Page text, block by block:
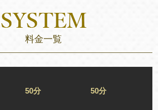
料金一覧
50分 50分